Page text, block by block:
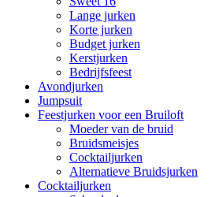
Lange jurken
Korte jurken
Budget jurken
Kerstjurken
Bedrijfsfeest
Avondjurken
Jumpsuit
Feestjurken voor een Bruiloft
Moeder van de bruid
Bruidsmeisjes
Cocktailjurken
Alternatieve Bruidsjurken
Cocktailjurken